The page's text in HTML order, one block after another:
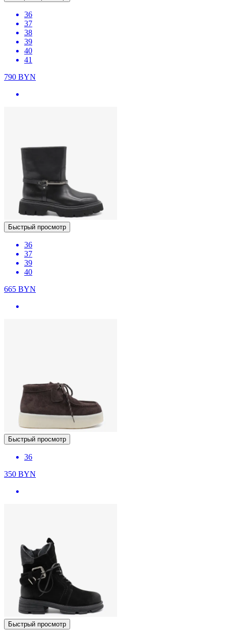
36
37
38
39
40
41
790 BYN
Быстрый просмотр
36
37
39
40
665 BYN
Быстрый просмотр
36
350 BYN
Быстрый просмотр